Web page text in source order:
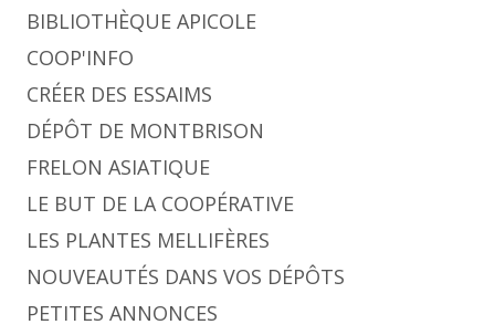
BIBLIOTHÈQUE APICOLE
COOP'INFO
CRÉER DES ESSAIMS
DÉPÔT DE MONTBRISON
FRELON ASIATIQUE
LE BUT DE LA COOPÉRATIVE
LES PLANTES MELLIFÈRES
NOUVEAUTÉS DANS VOS DÉPÔTS
PETITES ANNONCES